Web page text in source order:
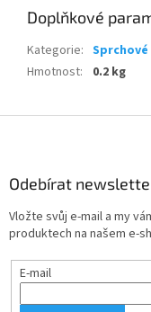
Doplňkové
Kategorie:
Hmotnost: 0.2 kg
Odebírat
Vložte svůj e-mail a my
produktech na našem e-
E-mail